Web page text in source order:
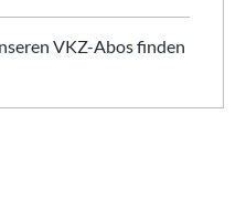
VKZ-Abos finden